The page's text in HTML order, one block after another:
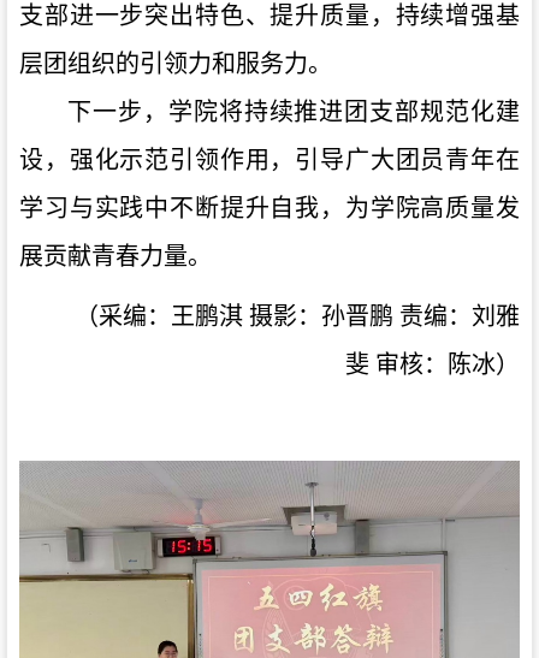
支部进一步突出特色、提升质量，持续增强基
层团组织的引领力和服务力。
下一步，学院将持续推进团支部规范化建
设，强化示范引领作用，引导广大团员青年在
学习与实践中不断提升自我，为学院高质量发
展贡献青春力量。
（采编：王鹏淇 摄影：孙晋鹏 责编：刘雅
斐 审核：陈冰）